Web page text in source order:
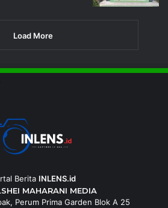
Load More
Berita INLENS.id
MAHARANI MEDIA
Perum Prima Garden Blok A 25